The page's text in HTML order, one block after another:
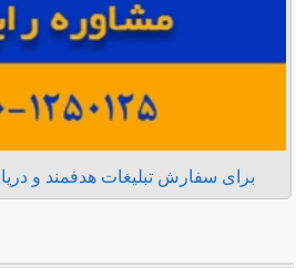
برای سفارش تبلیغات هدفمند و